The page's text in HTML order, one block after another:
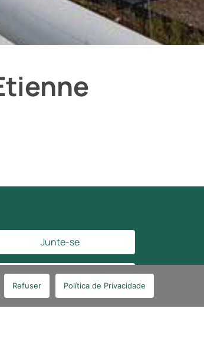
Junte-se
Fale conosco
Siga-nos
Refuser Política de Privacidade